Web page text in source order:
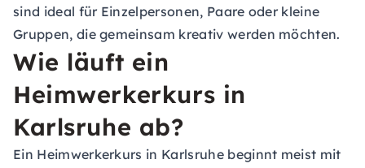
sind ideal für Einzelpersonen, Paare oder kleine
Gruppen, die gemeinsam kreativ werden möchten.
Wie läuft ein
Heimwerkerkurs in
Karlsruhe ab?
Ein Heimwerkerkurs in Karlsruhe beginnt meist mit